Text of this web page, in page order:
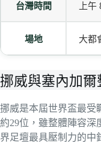
台灣時間 上午
場地 大都
挪威與塞內加爾
挪威是本屆世界盃最受
約29位，雖整體陣容深
界足壇最具壓制力的中